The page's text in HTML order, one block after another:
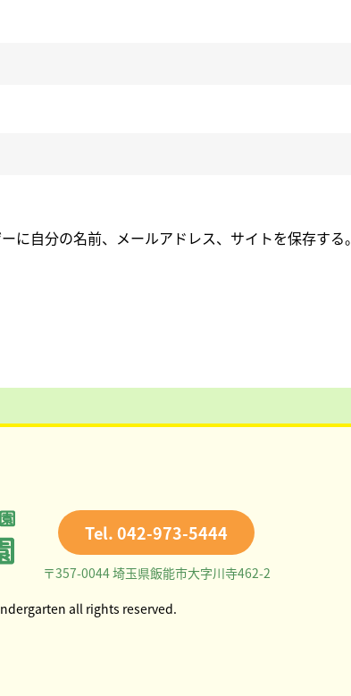
に自分の名前、メールアドレス、サイトを保存する。
Tel. 042-973-5444
〒357-0044 埼玉県飯能市大字川寺462-2
all rights reserved.